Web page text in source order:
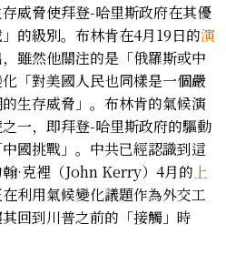
威脅使拜登-哈里斯政府在其優
的級別。布林肯在4月19日的演
雖然他關注的是「俄羅斯或中
「對美國人民也同樣是一個嚴
生存威脅」。布林肯的氣候演
一，即拜登-哈里斯政府的驅動
國挑戰」。中共已經認識到這
·克裡（John Kerry）4月的 上
利用氣候變化議題作為外交工
回到川普之前的「接觸」時